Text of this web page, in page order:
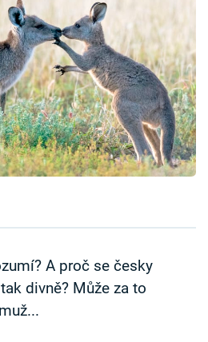
A proč se česky
divně? Může za to